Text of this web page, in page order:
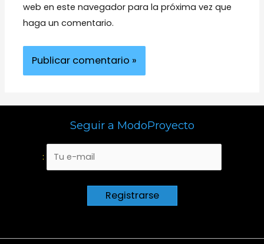
web en este navegador para la próxima vez que
haga un comentario.
Seguir a ModoProyecto
: